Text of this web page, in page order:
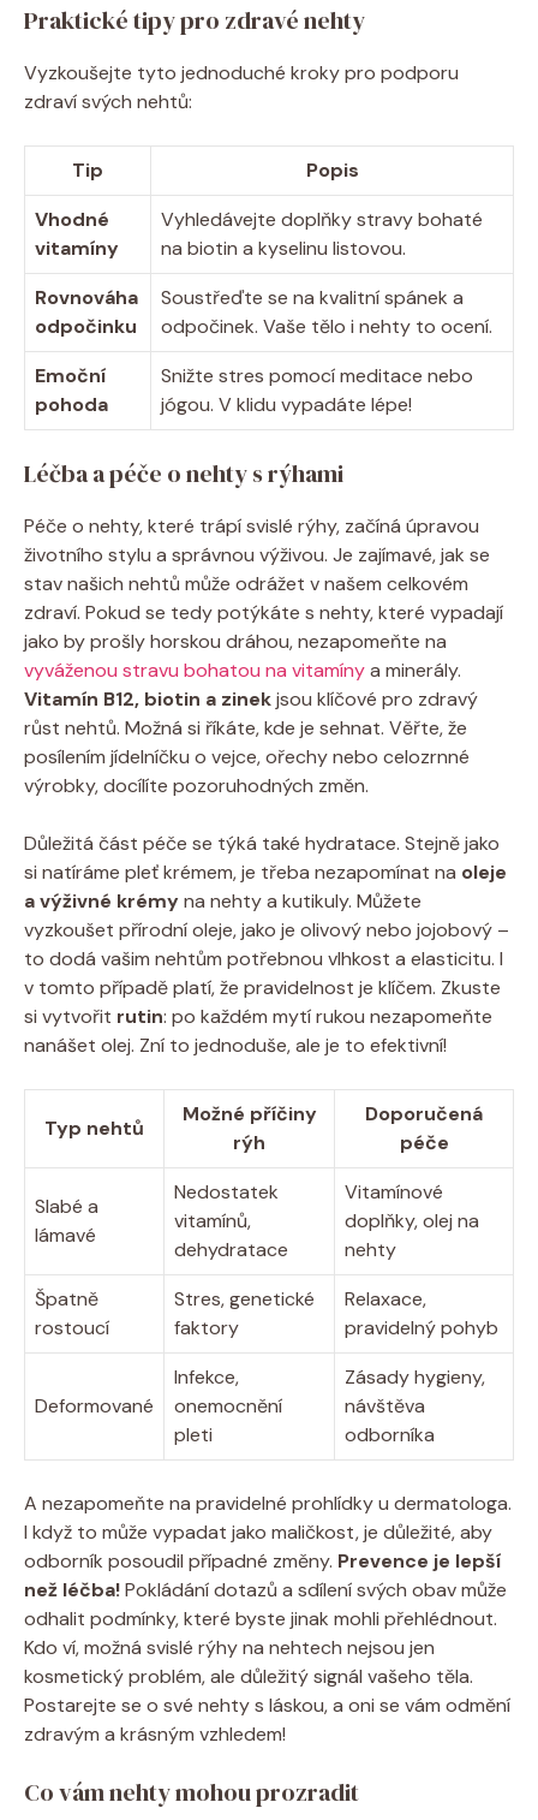
Praktické tipy pro zdravé nehty
Vyzkoušejte tyto jednoduché kroky pro podporu
zdraví svých nehtů:
Tip
Popis
Vhodné
vitamíny
Vyhledávejte doplňky stravy bohaté
na biotin a kyselinu listovou.
Rovnováha
odpočinku
Soustřeďte se na kvalitní spánek a
odpočinek. Vaše tělo i nehty to ocení.
Emoční
pohoda
Snižte stres pomocí meditace nebo
jógou. V klidu vypadáte lépe!
Léčba a péče o nehty s rýhami
Péče o nehty, které trápí svislé rýhy, začíná úpravou
životního stylu a správnou výživou. Je zajímavé, jak se
stav našich nehtů může odrážet v našem celkovém
zdraví. Pokud se tedy potýkáte s nehty, které vypadají
jako by prošly horskou dráhou, nezapomeňte na
vyváženou stravu bohatou na vitamínya minerály.
Vitamín B12, biotin a zinekjsou klíčové pro zdravý
růst nehtů. Možná si říkáte, kde je sehnat. Věřte, že
posílením jídelníčku o vejce, ořechy nebo celozrnné
výrobky, docílíte pozoruhodných změn.
Důležitá část péče se týká také hydratace. Stejně jako
si natíráme pleť krémem, je třeba nezapomínat na oleje
a výživné krémyna nehty a kutikuly. Můžete
vyzkoušet přírodní oleje, jako je olivový nebo jojobový –
to dodá vašim nehtům potřebnou vlhkost a elasticitu. I
v tomto případě platí, že pravidelnost je klíčem. Zkuste
si vytvořit rutin: po každém mytí rukou nezapomeňte
nanášet olej. Zní to jednoduše, ale je to efektivní!
Typ nehtů
Možné příčiny
rýh
Doporučená
péče
Slabé a
lámavé
Nedostatek
vitamínů,
dehydratace
Vitamínové
doplňky, olej na
nehty
Špatně
rostoucí
Stres, genetické
faktory
Relaxace,
pravidelný pohyb
Deformované
Infekce,
onemocnění
pleti
Zásady hygieny,
návštěva
odborníka
A nezapomeňte na pravidelné prohlídky u dermatologa.
I když to může vypadat jako maličkost, je důležité, aby
odborník posoudil případné změny. Prevence je lepší
než léčba!Pokládání dotazů a sdílení svých obav může
odhalit podmínky, které byste jinak mohli přehlédnout.
Kdo ví, možná svislé rýhy na nehtech nejsou jen
kosmetický problém, ale důležitý signál vašeho těla.
Postarejte se o své nehty s láskou, a oni se vám odmění
zdravým a krásným vzhledem!
Co vám nehty mohou prozradit